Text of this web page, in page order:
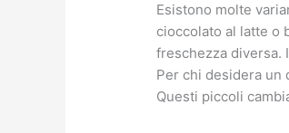
Esistono molte
cioccolato al latte o
freschezza diversa.
Per chi desidera un
Questi piccoli